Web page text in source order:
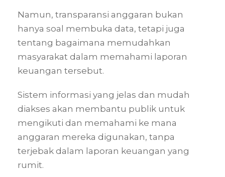
Namun, transparansi anggaran bukan
hanya soal membuka data, tetapi juga
tentang bagaimana memudahkan
masyarakat dalam memahami laporan
keuangan tersebut.
Sistem informasi yang jelas dan mudah
diakses akan membantu publik untuk
mengikuti dan memahami ke mana
anggaran mereka digunakan, tanpa
terjebak dalam laporan keuangan yang
rumit.